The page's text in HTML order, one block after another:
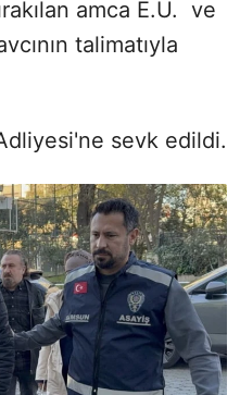
amca E.U. ve
talimatıyla
sevk edildi.